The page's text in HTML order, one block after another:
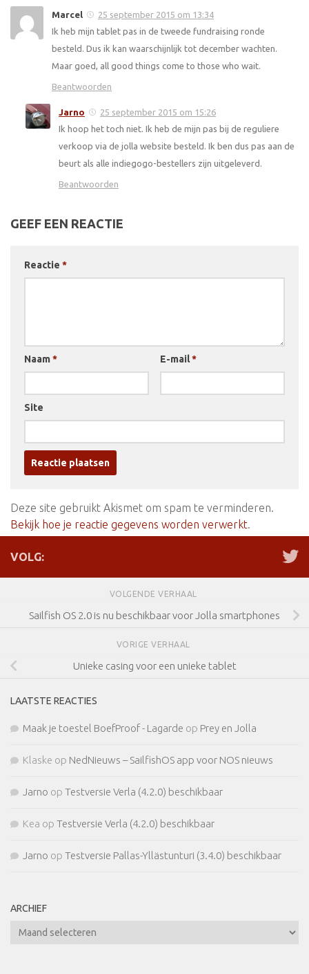
Marcel
25 september 2015 om 13:34
Ik heb mijn tablet pas in de tweede fundraising ronde
besteld. Dus ik kan waarschijnlijk tot december wachten.
Maar goed, all good things come to those who wait.
Beantwoorden
Jarno
25 september 2015 om 15:26
Ik hoop het toch niet. Ik heb de mijn pas bij de reguliere
verkoop via de jolla website besteld. Ik ben dus pas aan de
beurt als alle indiegogo-bestellers zijn uitgeleverd.
Beantwoorden
GEEF EEN REACTIE
Reactie *
Naam * E-mail*
Site
Deze site gebruikt Akismet om spam te verminderen.
Bekijk hoe je reactie gegevens worden verwerkt.
VOLG:
VOLGENDE VERHAAL
Sailfish OS 2.0 is nu beschikbaar voor Jolla smartphones
VORIGE VERHAAL
Unieke casing voor een unieke tablet
LAATSTE REACTIES
Maak je toestel BoefProof - Lagarde op Prey en Jolla
Klaske op NedNieuws – SailfishOS app voor NOS nieuws
Jarno op Testversie Verla (4.2.0) beschikbaar
Kea op Testversie Verla (4.2.0) beschikbaar
Jarno op Testversie Pallas-Yllästunturi (3.4.0) beschikbaar
ARCHIEF
Archief